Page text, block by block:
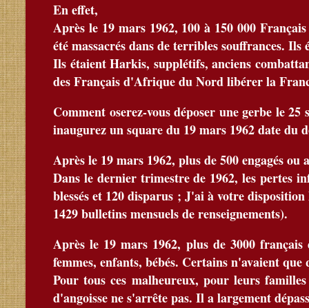
En effet,
Après le 19 mars 1962, 100 à 150 000
été massacrés dans de terribles souffrances.
Ils étaient Harkis, supplétifs, anciens
des Français d'Afrique du Nord libérer la
Comment oserez-vous déposer une gerbe le
inaugurez un square du 19 mars 1962 date du
Après le 19 mars 1962, plus de 500 engagés
Dans le dernier trimestre de 1962, les pertes
blessés et 120 disparus ; J'ai à votre
1429 bulletins mensuels de renseignements).
Après le 19 mars 1962, plus de 3000 français
femmes, enfants, bébés. Certains n'avaient que
Pour tous ces malheureux, pour leurs
d'angoisse ne s'arrête pas. Il a largement